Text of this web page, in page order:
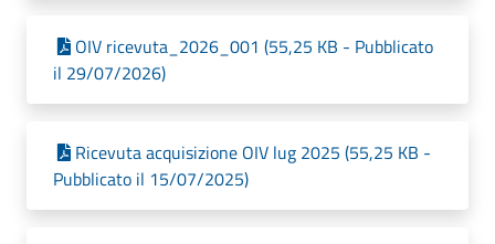
OIV ricevuta_2026_001 (55,25 KB - Pubblicato
il 29/07/2026)
Ricevuta acquisizione OIV lug 2025 (55,25 KB -
Pubblicato il 15/07/2025)